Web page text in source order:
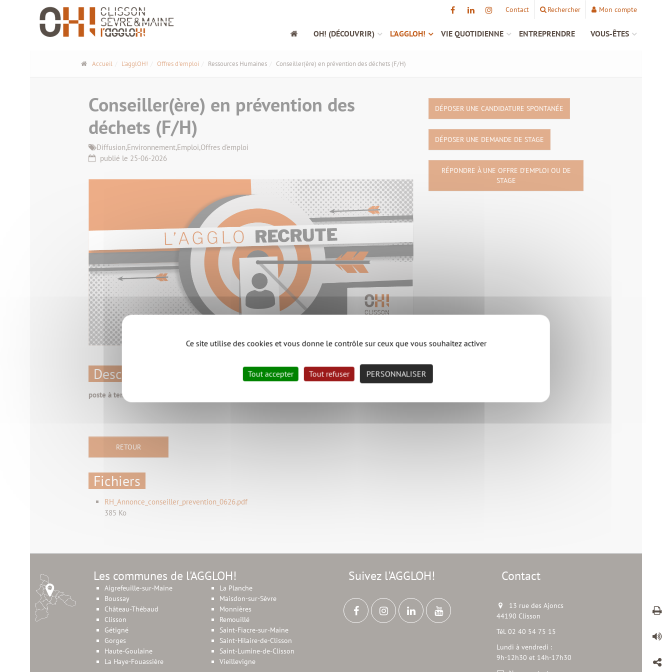
Contact Rechercher Mon compte
OH! (DÉCOUVRIR) L'AGGLOH! VIE QUOTIDIENNE ENTREPRENDRE VOUS-ÊTES
Accueil L'agglOH! Offres d'emploi Ressources Humaines Conseiller(ère) en prévention des déchets (F/H)
Conseiller(ère) en prévention des
déchets (F/H)
Diffusion,Environnement,Emploi,Offres d'emploi
publié le 25-06-2026
Description de l'offre
poste à temps plein, CDD de 6 mois, au Service Prévention et Gestion des Déchets
RETOUR
Fichiers
RH_Annonce_conseiller_prevention_0626.pdf
385 Ko
DÉPOSER UNE CANDIDATURE SPONTANÉE
DÉPOSER UNE DEMANDE DE STAGE
RÉPONDRE À UNE OFFRE D'EMPLOI OU DE
STAGE
Les communes de l'AGGLOH!
Aigrefeuille-sur-Maine
Boussay
Château-Thébaud
Clisson
Gétigné
Gorges
Haute-Goulaine
La Haye-Fouassière
La Planche
Maisdon-sur-Sèvre
Monnières
Remouillé
Saint-Fiacre-sur-Maine
Saint-Hilaire-de-Clisson
Saint-Lumine-de-Clisson
Vieillevigne
Suivez l'AGGLOH! Contact
13 rue des Ajoncs
44190 Clisson
Tél. 02 40 54 75 15
Lundi à vendredi :
9h-12h30 et 14h-17h30
Panneau de gestion des cookies
Ce site utilise des cookies et vous donne le contrôle sur ceux que vous souhaitez activer
Tout accepter Tout refuser PERSONNALISER